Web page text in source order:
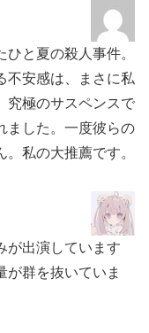
と夏の殺人事件。
不安感は、まさに私
究極のサスペンスで
ました。一度彼らの
私の大推薦です。
が出演しています
が群を抜いていま